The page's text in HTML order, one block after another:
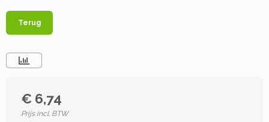
Terug
€ 6,74
Prijs incl. BTW